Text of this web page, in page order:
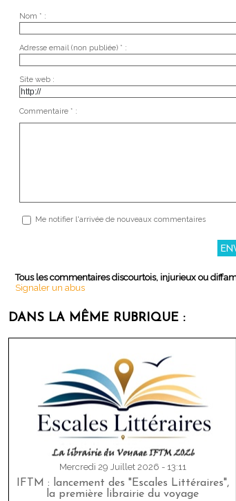
Nom * :
Adresse email (non publiée) * :
Site web :
Commentaire * :
Me notifier l'arrivée de nouveaux commentaires
Tous les commentaires discourtois, injurieux ou
Signaler un abus
DANS LA MÊME RUBRIQUE :
Mercredi 29 Juillet 2026 - 13:11
IFTM : lancement des "Escales Littéraires",
la première librairie du voyage